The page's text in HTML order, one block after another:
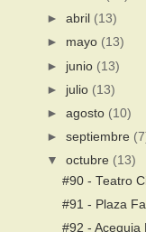
►abril (13)
► mayo (13)
► junio (13)
► julio (13)
►agosto (10)
►septiembre
▼octubre (13)
#90 - Teatro
#91 - Plaza
#92 - Acequia